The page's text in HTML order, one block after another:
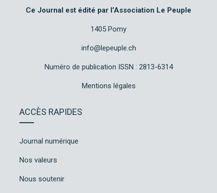
Ce Journal est édité par l’Association Le Peuple
1405 Pomy
info@lepeuple.ch
Numéro de publication ISSN : 2813-6314
Mentions légales
ACCÈS RAPIDES
Journal numérique
Nos valeurs
Nous soutenir